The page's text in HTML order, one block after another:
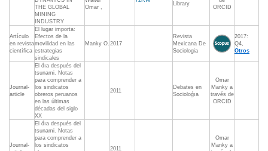
THE GLOBAL
MINING
INDUSTRY
Omar ,
Library
ORCID
Artículo
en revista
científica
El lugar importa:
Efectos de la
movilidad en las
estrategias
sindicales
Manky O. 2017
Revista
Mexicana De
Sociologia
2017:
Q4,
Otros
Journal-
article
El d́ıa después del
tsunami. Notas
para comprender a
los sindicatos
obreros peruanos
en las últimas
décadas del siglo
XX
2011
Debates en
Socioloǵıa
Omar
Manky a
través de
ORCID
Journal-
El d́ıa después del
tsunami. Notas
para comprender a
los sindicatos
2011
Omar
Manky a